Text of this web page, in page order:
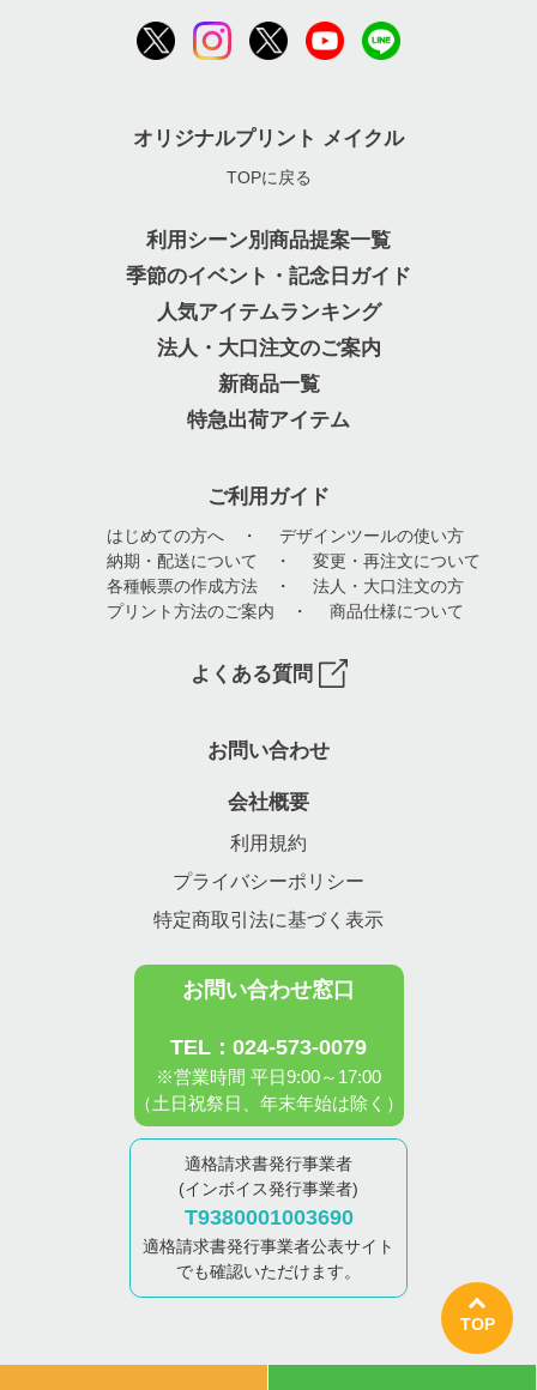
TOP
オリジナルプリント メイクル
TOPに戻る
利用シーン別商品提案一覧
季節のイベント・記念日ガイド
人気アイテムランキング
法人・大口注文のご案内
新商品一覧
特急出荷アイテム
ご利用ガイド
はじめての方へ ・ デザインツールの使い方
納期・配送について
・ 変更・再注文について
各種帳票の作成方法 ・ 法人・大口注文の方
プリント方法のご案内 ・ 商品仕様について
よくある質問
お問い合わせ
会社概要
利用規約
プライバシーポリシー
特定商取引法に基づく表示
お問い合わせ窓口
TEL：024-573-0079
※営業時間 平日9:00～17:00
（土日祝祭日、年末年始は除く）
適格請求書発行事業者
(インボイス発行事業者)
T9380001003690
適格請求書発行事業者公表サイト
でも確認いただけます。